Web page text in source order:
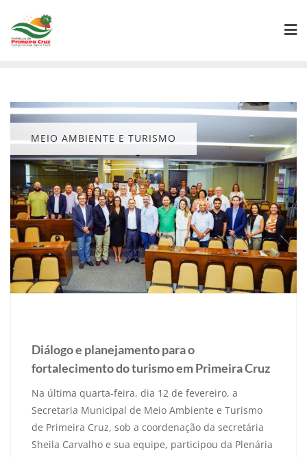
content
MEIO AMBIENTE E TURISMO
Diálogo e planejamento para o
fortalecimento do turismo em Primeira Cruz
Na última quarta-feira, dia 12 de fevereiro, a
Secretaria Municipal de Meio Ambiente e Turismo
de Primeira Cruz, sob a coordenação da secretária
Sheila Carvalho e sua equipe, participou da Plenária